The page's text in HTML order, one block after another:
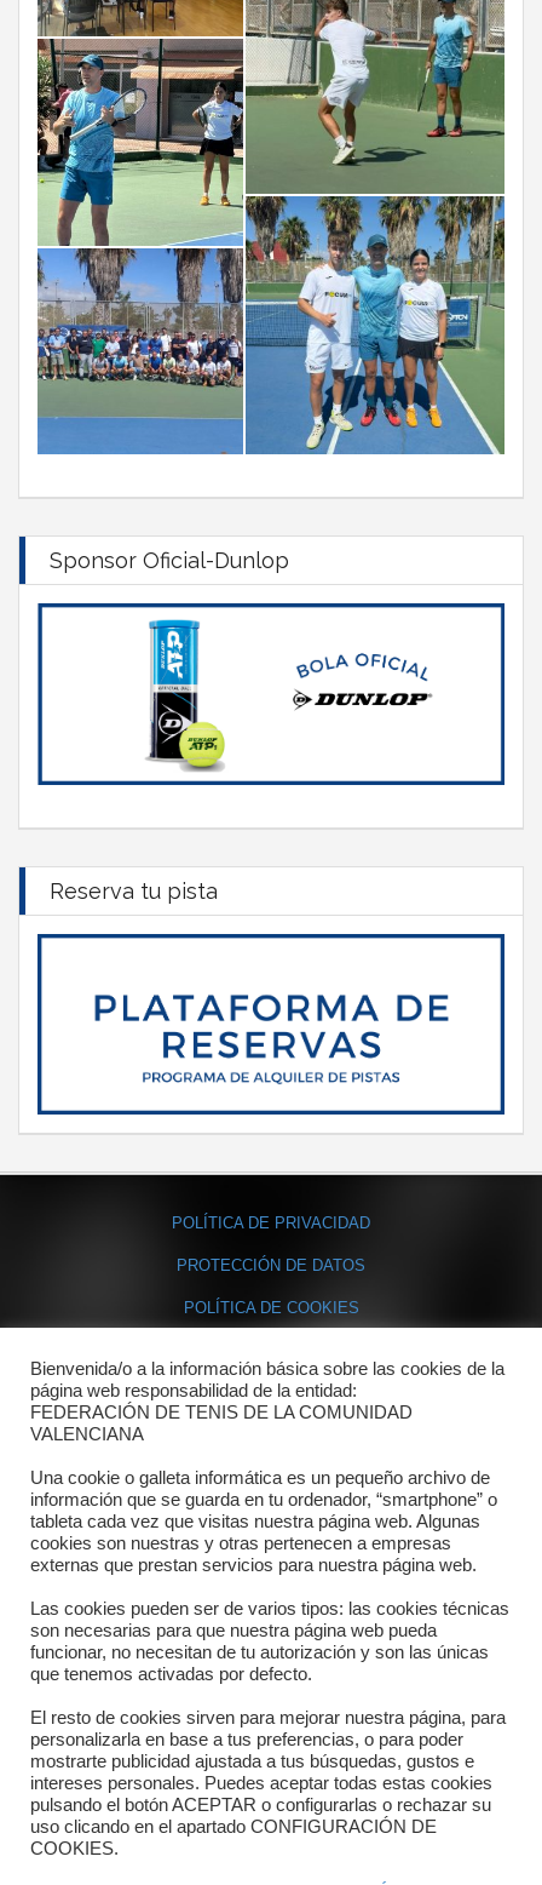
Sponsor Oficial-Dunlop
Reserva tu pista
POLÍTICA DE PRIVACIDAD
PROTECCIÓN DE DATOS
POLÍTICA DE COOKIES
Contacto
Dónde estamos
Directorio departamentos
Horario
Formulario de contacto
Copyright © 2025 FTCV
Bienvenida/o a la información básica sobre las cookies de la
página web responsabilidad de la entidad:
FEDERACIÓN DE TENIS DE LA COMUNIDAD
VALENCIANA
Una cookie o galleta informática es un pequeño archivo de
información que se guarda en tu ordenador, “smartphone” o
tableta cada vez que visitas nuestra página web. Algunas
cookies son nuestras y otras pertenecen a empresas
externas que prestan servicios para nuestra página web.
Las cookies pueden ser de varios tipos: las cookies técnicas
son necesarias para que nuestra página web pueda
funcionar, no necesitan de tu autorización y son las únicas
que tenemos activadas por defecto.
El resto de cookies sirven para mejorar nuestra página, para
personalizarla en base a tus preferencias, o para poder
mostrarte publicidad ajustada a tus búsquedas, gustos e
intereses personales. Puedes aceptar todas estas cookies
pulsando el botón ACEPTAR o configurarlas o rechazar su
uso clicando en el apartado CONFIGURACIÓN DE
COOKIES.